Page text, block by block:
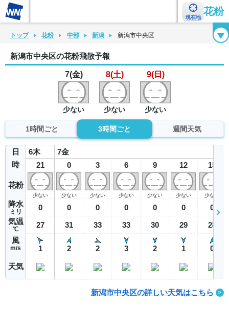
現在地
花粉
花粉カレンダー 花粉図鑑 花粉症チェックシート 花粉症ハンドブック
トップ 花粉 中部 新潟 新潟市中央区
新潟市中央区の花粉飛散予報
7(金)
少ない
8(土)
少ない
9(日)
少ない
1時間ごと 3時間ごと 週間天気
日
時
花粉
降水
ミリ
気温
℃
風
m/s
天気
6木
21
少ない
0
27
1
7金
0
少ない
0
31
2
3
少ない
0
33
2
6
少ない
0
33
3
9
少ない
0
30
2
12
少ない
0
29
1
15
少ない
0
28
0
新潟市中央区の詳しい天気はこちら